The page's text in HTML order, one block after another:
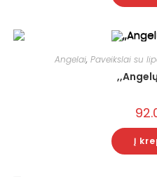
Angelai, Paveikslai su
Į